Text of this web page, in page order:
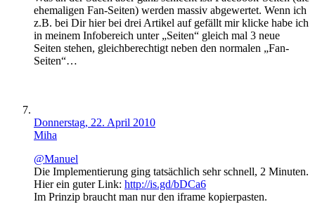
ehemaligen Fan-Seiten) werden massiv abgewertet. Wenn ich
z.B. bei Dir hier bei drei Artikel auf gefällt mir klicke habe ich
in meinem Infobereich unter „Seiten“ gleich mal 3 neue
Seiten stehen, gleichberechtigt neben den normalen „Fan-
Seiten“…
Donnerstag, 22. April 2010
Miha
@Manuel
Die Implementierung ging tatsächlich sehr schnell, 2 Minuten.
Hier ein guter Link: http://is.gd/bDCa6
Im Prinzip braucht man nur den iframe kopierpasten.